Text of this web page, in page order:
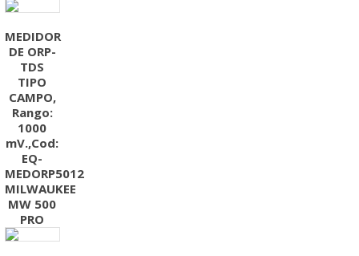
MEDIDOR
DE ORP-
TDS
TIPO
CAMPO,
Rango:
1000
mV.,Cod:
EQ-
MEDORP5012
MILWAUKEE
MW 500
PRO